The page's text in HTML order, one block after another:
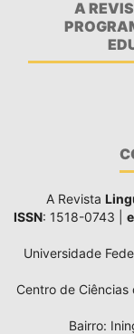
A
A Revista
ISSN: 1518-0743 |
Universidade
Centro de
Bairro: